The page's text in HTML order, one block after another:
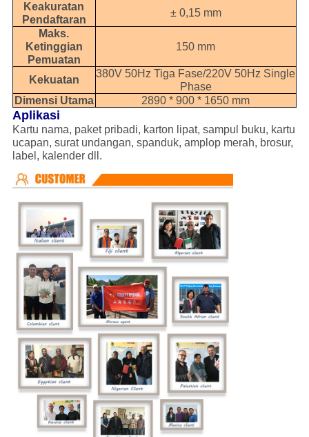
Keakuratan
Pendaftaran
± 0,15 mm
Maks.
Ketinggian
Pemuatan
150 mm
Kekuatan
380V 50Hz Tiga Fase/220V 50Hz Single
Phase
Dimensi Utama
2890 * 900 * 1650 mm
Aplikasi
Kartu nama, paket pribadi, karton lipat, sampul buku, kartu
ucapan, surat undangan, spanduk, amplop merah, brosur,
label, kalender dll.